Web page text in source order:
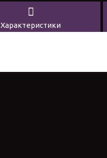
Характеристики